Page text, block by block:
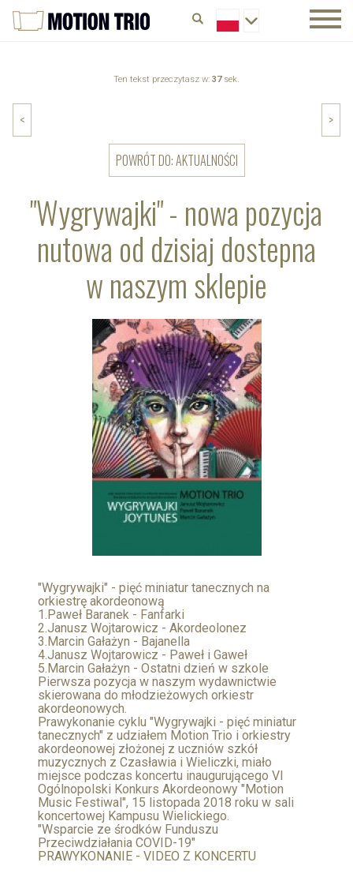
Ten tekst przeczytasz w: 37sek.
"Wygrywajki" - nowa pozycja
nutowa od dzisiaj dostepna
w naszym sklepie
< >
POWRÓT DO: AKTUALNOŚCI
"Wygrywajki" - pięć miniatur tanecznych na
orkiestrę akordeonową
1.Paweł Baranek - Fanfarki
2.Janusz Wojtarowicz - Akordeolonez
3.Marcin Gałażyn - Bajanella
4.Janusz Wojtarowicz - Paweł i Gaweł
5.Marcin Gałażyn - Ostatni dzień w szkole
Pierwsza pozycja w naszym wydawnictwie
skierowana do młodzieżowych orkiestr
akordeonowych.
Prawykonanie cyklu "Wygrywajki - pięć miniatur
tanecznych" z udziałem Motion Trio i orkiestry
akordeonowej złożonej z uczniów szkół
muzycznych z Czasławia i Wieliczki, miało
miejsce podczas koncertu inaugurującego VI
Ogólnopolski Konkurs Akordeonowy "Motion
Music Festiwal", 15 listopada 2018 roku w sali
koncertowej Kampusu Wielickiego.
"Wsparcie ze środków Funduszu
Przeciwdziałania COVID-19"
PRAWYKONANIE - VIDEO Z KONCERTU